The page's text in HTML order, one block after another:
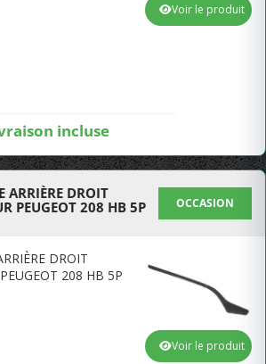
incluse
Voir le produit
ARRIÈRE DROIT
PEUGEOT 208 HB 5P
OCCASION
DROIT
208 HB 5P
Voir le produit